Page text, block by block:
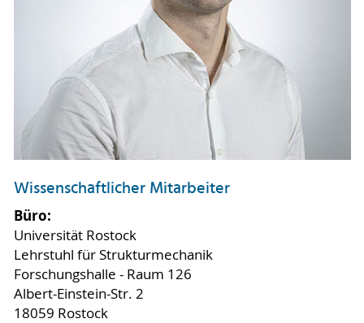
Wissenschaftlicher Mitarbeiter
Büro:
Universität Rostock
Lehrstuhl für Strukturmechanik
Forschungshalle - Raum 126
Albert-Einstein-Str. 2
18059 Rostock